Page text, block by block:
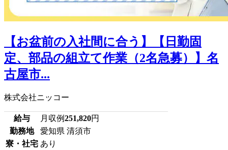
【お盆前の入社間に合う】【日勤固
定、部品の組立て作業（2名急募）】名
古屋市...
株式会社ニッコー
給与 月収例251,820円
勤務地
愛知県 清須市
寮・社宅 あり